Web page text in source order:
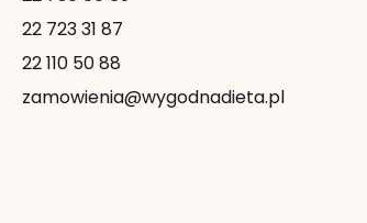
22 723 31 87
22 110 50 88
zamowienia@wygodnadieta.pl